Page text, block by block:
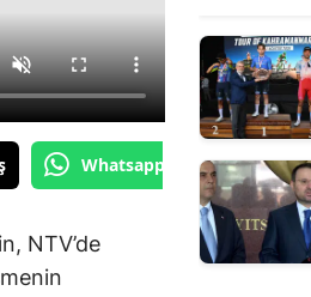
Whatsapp'tan Gönder
NTV’de